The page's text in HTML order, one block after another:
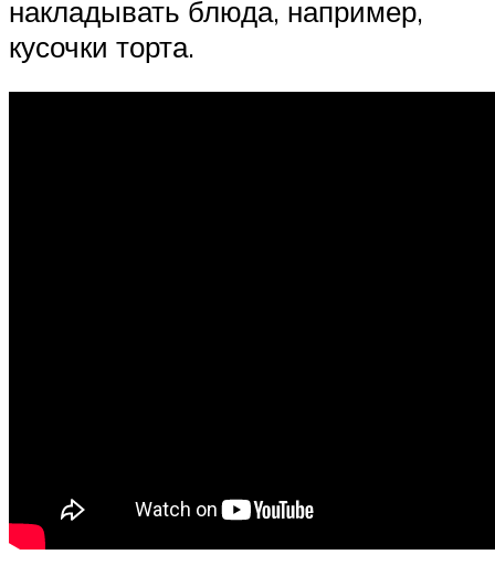
накладывать блюда, например,
кусочки торта.